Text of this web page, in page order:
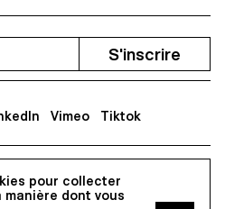
pour collecter
dont vous
Renens
S'inscrire
Vimeo Tiktok